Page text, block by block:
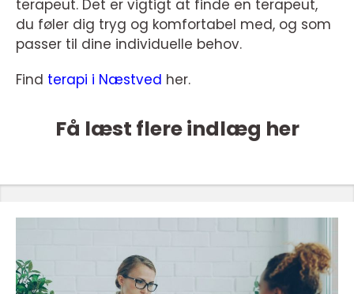
terapeut. Det er vigtigt at finde en terapeut,
du føler dig tryg og komfortabel med, og som
passer til dine individuelle behov.
Find terapi i Næstved her.
Få læst flere indlæg her